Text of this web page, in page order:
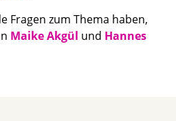
Fragen zum Thema haben,
Maike Akgül und Hannes